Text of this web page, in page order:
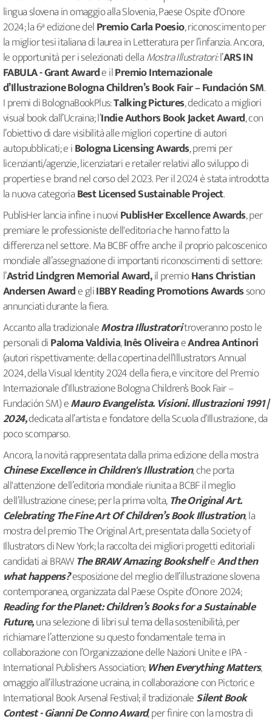
lingua slovena in omaggio alla Slovenia, Paese Ospite d’Onore
2024; la 6ª edizione delPremio Carla Poesio, riconoscimento per
la miglior tesi italiana di laurea in Letteratura per l’infanzia. Ancora,
le opportunità per i selezionati dellaMostra Illustratori:l’ARS IN
FABULA - Grant Awarde ilPremio Internazionale
d’Illustrazione Bologna Children’s Book Fair – Fundación SM.
I premi di BolognaBookPlus:Talking Pictures, dedicato a migliori
visual book dall’Ucraina; l’Indie Authors Book Jacket Award, con
l’obiettivo di dare visibilità alle migliori copertine di autori
autopubblicati; e iBologna Licensing Awards, premi per
licenzianti/agenzie, licenziatari e retailer relativi allo sviluppo di
properties e brand nel corso del 2023. Per il 2024 è stata introdotta
la nuova categoriaBest Licensed Sustainable Project.
PublisHer lancia infine i nuoviPublisHer Excellence Awards, per
premiare le professioniste dell'editoria che hanno fatto la
differenza nel settore. Ma BCBF offre anche il proprio palcoscenico
mondiale all’assegnazione di importanti riconoscimenti di settore:
l’Astrid Lindgren Memorial Award,il premioHans Christian
Andersen Awarde gliIBBY Reading Promotions Awardssono
annunciati durante la fiera.
Accanto alla tradizionaleMostra Illustratoritroveranno posto le
personali diPaloma Valdivia,Inês OliveiraeAndrea Antinori
(autori rispettivamente: della copertina dell’Illustrators Annual
2024, della Visual Identity 2024 della fiera, e vincitore del Premio
Internazionale d’Illustrazione Bologna Children’s Book Fair –
Fundación SM) eMauro Evangelista. Visioni. Illustrazioni 1991 |
2024,dedicata all’artista e fondatore della Scuola d’Illustrazione, da
poco scomparso.
Ancora, la novità rappresentata dalla prima edizione della mostra
Chinese Excellence in Children's Illustration, che porta
all'attenzione dell’editoria mondiale riunita a BCBF il meglio
dell’illustrazione cinese; per la prima volta,The Original Art.
Celebrating The Fine Art Of Children’s Book Illustration, la
mostra del premio The Original Art, presentata dalla Society of
Illustrators di New York; la raccolta dei migliori progetti editoriali
candidati ai BRAWThe BRAW Amazing BookshelfeAnd then
what happens?esposizione del meglio dell’illustrazione slovena
contemporanea, organizzata dal Paese Ospite d’Onore 2024;
Reading for the Planet: Children’s Books for a Sustainable
Future,una selezione di libri sul tema della sostenibilità, per
richiamare l’attenzione su questo fondamentale tema in
collaborazione con l’Organizzazione delle Nazioni Unite e IPA -
International Publishers Association; When Everything Matters,
omaggio all’illustrazione ucraina, in collaborazione con Pictoric e
International Book Arsenal Festival; il tradizionaleSilent Book
Contest - Gianni De Conno Award, per finire con la mostra di